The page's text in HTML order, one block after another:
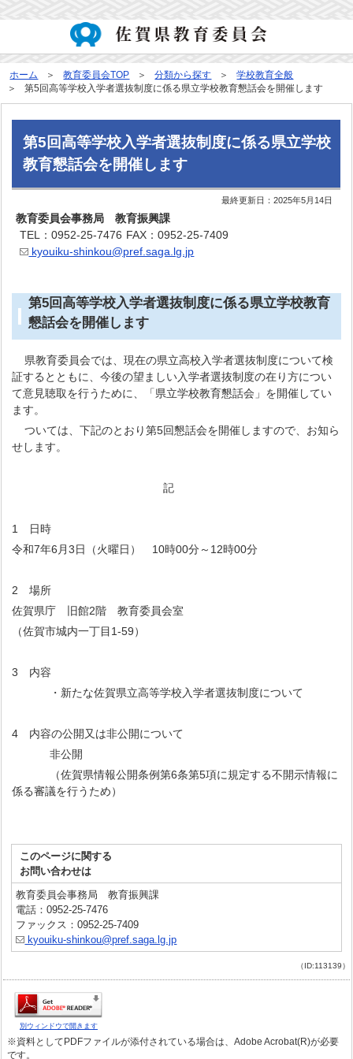
ホーム 教育委員会TOP 分類から探す
学校教育全般
第5回高等学校入学者選抜制度に係る県立学校教育懇話会を開催します
第5回高等学校入学者選抜制度に係る県立学校
教育懇話会を開催します
最終更新日：2025年5月14日
教育委員会事務局 教育振興課
TEL：0952-25-7476 FAX：0952-25-7409
kyouiku-shinkou@pref.saga.lg.jp
第5回高等学校入学者選抜制度に係る県立学校教育
懇話会を開催します
県教育委員会では、現在の県立高校入学者選抜制度について検
証するとともに、今後の望ましい入学者選抜制度の在り方につい
て意見聴取を行うために、「県立学校教育懇話会」を開催してい
ます。
ついては、下記のとおり第5回懇話会を開催しますので、お知ら
せします。
記
1 日時
令和7年6月3日（火曜日） 10時00分～12時00分
2 場所
佐賀県庁 旧館2階 教育委員会室
（佐賀市城内一丁目1-59）
3 内容
・新たな佐賀県立高等学校入学者選抜制度について
4 内容の公開又は非公開について
非公開
（佐賀県情報公開条例第6条第5項に規定する不開示情報に
係る審議を行うため）
このページに関する
お問い合わせは
教育委員会事務局 教育振興課
電話：0952-25-7476
ファックス：0952-25-7409
kyouiku-shinkou@pref.saga.lg.jp
（ID:113139）
別ウィンドウで開きます
※資料としてPDFファイルが添付されている場合は、Adobe Acrobat(R)が必要
です。